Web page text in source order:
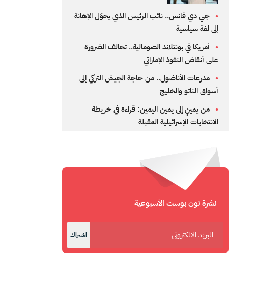
جي دي فانس.. نائب الرئيس الذي يحوّل الإهانة
إلى لغة سياسية
أمريكا في بونتلاند الصومالية.. تحالف الضرورة
على أنقاض النفوذ الإماراتي
مدرعات الأناضول.. من حاجة الجيش التركي إلى
أسواق الناتو والخليج
من يمينٍ إلى يمين اليمين: قراءة في خريطة
الانتخابات الإسرائيلية المقبلة
نشرة نون بوست الأسبوعية
اشتراك